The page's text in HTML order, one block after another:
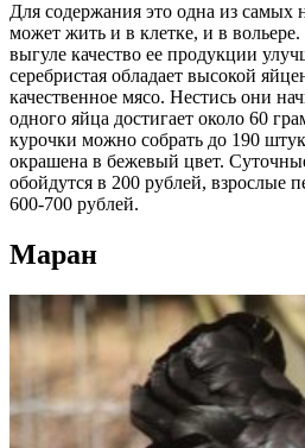
Для содержания это одна из самых
может жить и в клетке, и в
выгуле качество ее продукции
серебристая обладает высокой
качественное мясо. Нестись они
одного яйца достигает около 60
курочки можно собрать до 190
окрашена в бежевый цвет.
обойдутся в 200 рублей, взрослые
600-700 рублей.
Маран